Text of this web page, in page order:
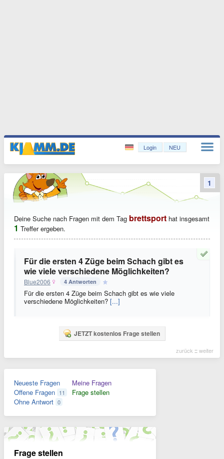
Login NEU
Deine Suche nach Fragen mit dem Tag brettsport hat insgesamt
1 Treffer ergeben.
Für die ersten 4 Züge beim Schach gibt es
wie viele verschiedene Möglichkeiten?
Blue2006 4 Antworten
Für die ersten 4 Züge beim Schach gibt es wie viele
verschiedene Möglichkeiten? [...]
JETZT kostenlos Frage stellen
zurück :: weiter
1
Neueste Fragen
Offene Fragen 11
Ohne Antwort 0
Meine Fragen
Frage stellen
Frage stellen